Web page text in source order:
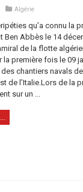
Algérie
qu’a connu la
Ben Abbès le 14
de la flotte
la première fois le 09
chantiers navals
de l’Italie.Lors de la
sur un ...